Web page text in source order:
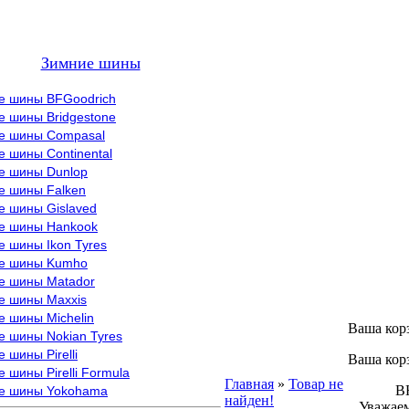
Зимние шины
шины BFGoodrich
шины Bridgestone
шины Compasal
шины Continental
шины Dunlop
шины Falken
шины Gislaved
шины Hankook
шины Ikon Tyres
шины Kumho
шины Matador
шины Maxxis
шины Michelin
шины Nokian Tyres
шины Pirelli
шины Pirelli Formula
шины Yokohama
Главная » Товар не
найден!
Ваша
Ваша